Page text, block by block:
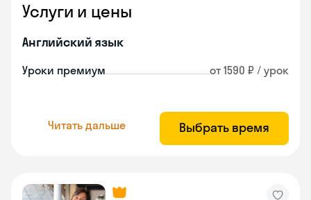
Услуги и цены
Английский язык
Уроки премиум от 1590 ₽ / урок
Читать дальше Выбрать время